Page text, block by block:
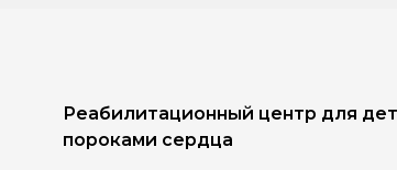
Реабилитационный центр для
пороками сердца